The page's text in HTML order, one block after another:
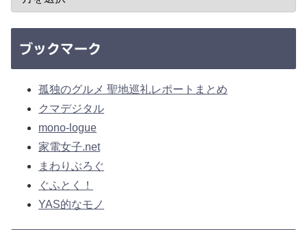
ブックマーク
孤独のグルメ 聖地巡礼レポートまとめ
クマデジタル
mono-logue
家電女子.net
まわりぶろぐ
ぐふとく！
YAS的なモノ